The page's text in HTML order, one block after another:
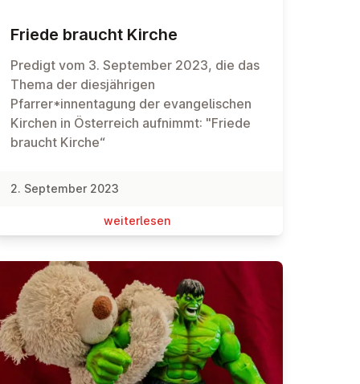
Friede braucht Kirche
Predigt vom 3. September 2023, die das
Thema der diesjährigen
Pfarrer*innentagung der evangelischen
Kirchen in Österreich aufnimmt: "Friede
braucht Kirche“
2. September 2023
wei­ter­le­sen